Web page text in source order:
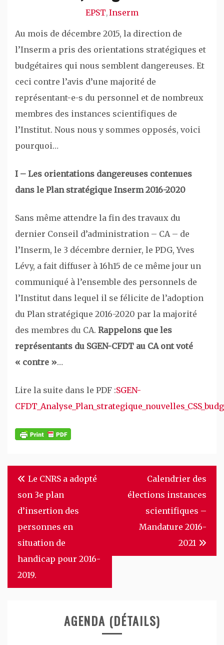
EPST,Inserm
Au mois de décembre 2015, la direction de
l’Inserm a pris des orientations stratégiques et
budgétaires qui nous semblent dangereuses. Et
ceci contre l’avis d’une majorité de
représentant-e-s du personnel et de nombreux
membres des instances scientifiques de
l’Institut. Nous nous y sommes opposés, voici
pourquoi…
I – Les orientations dangereuses contenues
dans le Plan stratégique Inserm 2016-2020
Sans même attendre la fin des travaux du
dernier Conseil d’administration – CA – de
l’Inserm, le 3 décembre dernier, le PDG, Yves
Lévy, a fait diffuser à 16h15 de ce même jour un
communiqué à l’ensemble des personnels de
l’Institut dans lequel il se félicite de l’adoption
du Plan stratégique 2016-2020 par la majorité
des membres du CA. Rappelons que les
représentants du SGEN-CFDT au CA ont voté
« contre »…
Lire la suite dans le PDF :SGEN-
Navigation
l’article
Le CNRS a adopté
son 3e plan
d’insertion des
personnes en
situation de
handicap pour 2016-
2019.
Calendrier des
élections instances
scientifiques –
Mandature 2016-
2021
AGENDA (DÉTAILS)